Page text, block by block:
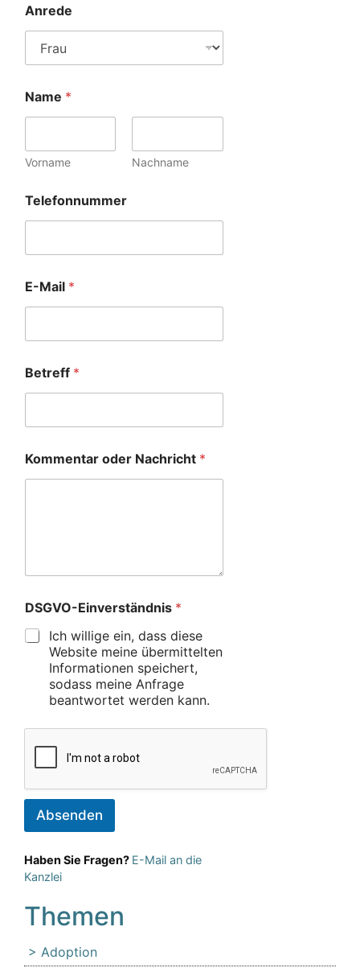
Anrede
Name *
Vorname Nachname
Telefonnummer
E-Mail *
Betreff *
Kommentar oder Nachricht *
DSGVO-Einverständnis *
Ich willige ein, dass diese
Website meine übermittelten
Informationen speichert,
sodass meine Anfrage
beantwortet werden kann.
Absenden
Haben Sie Fragen? E-Mail an die
Kanzlei
Themen
Adoption